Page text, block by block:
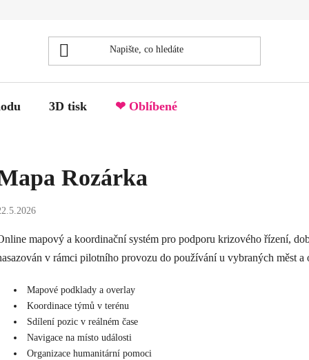
3D tisk ❤ Oblíbené
Rozárka
mapový a koordinační systém pro podporu krizového řízení,
v rámci pilotního provozu do používání u vybraných měst a
Mapové podklady a overlay
Koordinace týmů v terénu
Sdílení pozic v reálném čase
Navigace na místo události
Organizace humanitární pomoci